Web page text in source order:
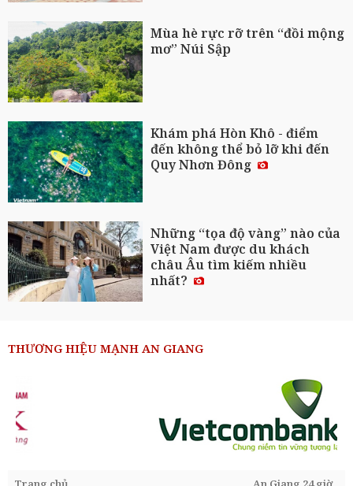
Mùa hè rực rỡ trên “đồi mộng
mơ” Núi Sập
Khám phá Hòn Khô - điểm
đến không thể bỏ lỡ khi đến
Quy Nhơn Đông
Những “tọa độ vàng” nào của
Việt Nam được du khách
châu Âu tìm kiếm nhiều
nhất?
THƯƠNG HIỆU MẠNH AN GIANG